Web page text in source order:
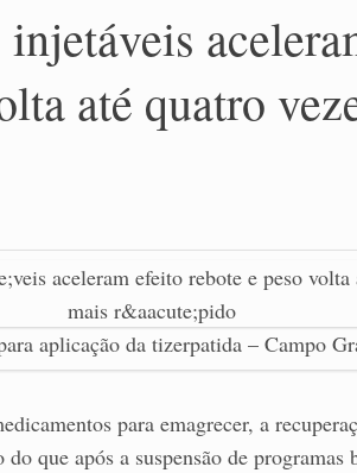
até quatro
aplicação da tizerpatida – Campo
para emagrecer, a
que após a suspensão de programas